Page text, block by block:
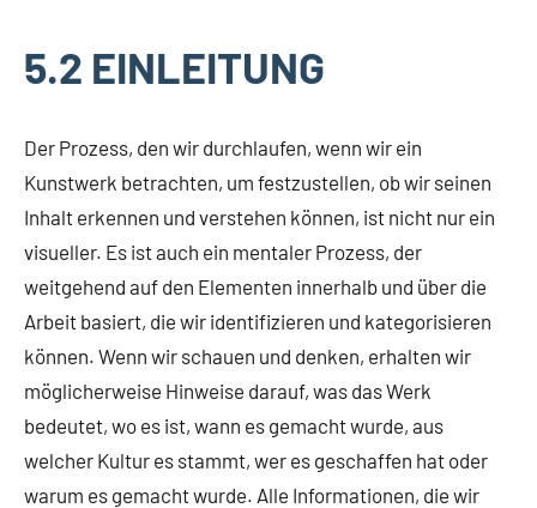
5.2 EINLEITUNG
Der Prozess, den wir durchlaufen, wenn wir ein
Kunstwerk betrachten, um festzustellen, ob wir seinen
Inhalt erkennen und verstehen können, ist nicht nur ein
visueller. Es ist auch ein mentaler Prozess, der
weitgehend auf den Elementen innerhalb und über die
Arbeit basiert, die wir identifizieren und kategorisieren
können. Wenn wir schauen und denken, erhalten wir
möglicherweise Hinweise darauf, was das Werk
bedeutet, wo es ist, wann es gemacht wurde, aus
welcher Kultur es stammt, wer es geschaffen hat oder
warum es gemacht wurde. Alle Informationen, die wir